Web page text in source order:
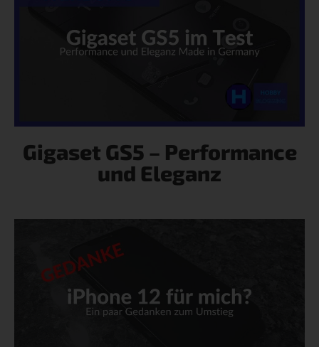
Gigaset GS5 – Performance
und Eleganz